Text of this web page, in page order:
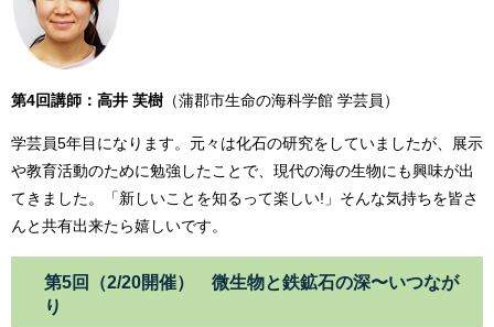
第4回講師：高井 芙樹 （蒲郡市生命の海科学館 学芸員）
学芸員5年目になります。元々は化石の研究をしていましたが、展示
や教育活動のために勉強したことで、現代の海の生物にも興味が出
てきました。「新しいことを知るって楽しい!」そんな気持ちを皆さ
んと共有出来たら嬉しいです。
第5回（2/20開催） 微生物と鉄鉱石の深〜いつなが
り